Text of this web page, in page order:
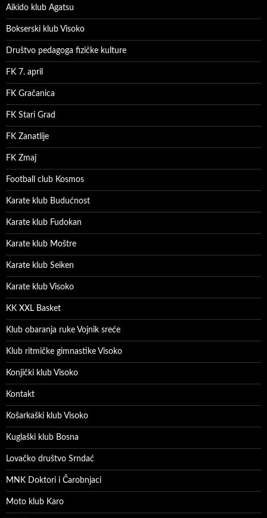
Aikido klub Agatsu
Bokserski klub Visoko
Društvo pedagoga fizičke kulture
FK 7. april
FK Gračanica
FK Stari Grad
FK Zanatlije
FK Zmaj
Football club Kosmos
Karate klub Budućnost
Karate klub Fudokan
Karate klub Moštre
Karate klub Seiken
Karate klub Visoko
KK XXL Basket
Klub obaranja ruke Vojnik sreće
Klub ritmičke gimnastike Visoko
Konjički klub Visoko
Kontakt
Košarkaški klub Visoko
Kuglaški klub Bosna
Lovačko društvo Srndać
MNK Doktori i Čarobnjaci
Moto klub Karo